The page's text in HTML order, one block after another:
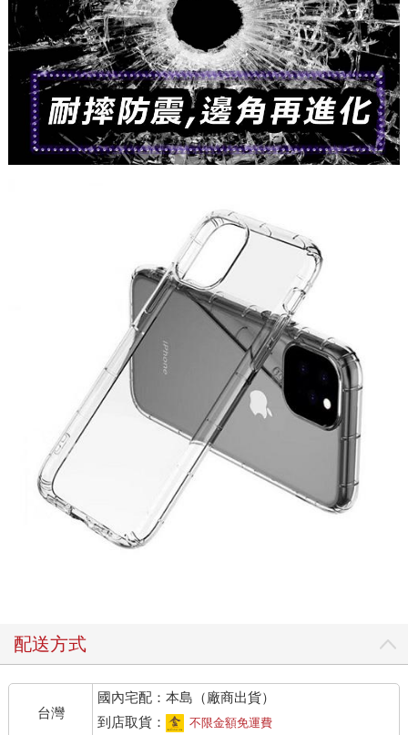
配送方式
台灣
國內宅配：本島（廠商出貨）
到店取貨：
不限金額免運費